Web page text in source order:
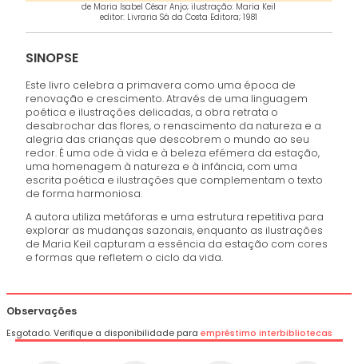
de Maria Isabel César Anjo; ilustração: Maria Keil
editor: Livraria Sá da Costa Editora; 1981
SINOPSE
Este livro celebra a primavera como uma época de
renovação e crescimento. Através de uma linguagem
poética e ilustrações delicadas, a obra retrata o
desabrochar das flores, o renascimento da natureza e a
alegria das crianças que descobrem o mundo ao seu
redor. É uma ode à vida e à beleza efémera da estação,
uma homenagem à natureza e à infância, com uma
escrita poética e ilustrações que complementam o texto
de forma harmoniosa.
A autora utiliza metáforas e uma estrutura repetitiva para
explorar as mudanças sazonais, enquanto as ilustrações
de Maria Keil capturam a essência da estação com cores
e formas que refletem o ciclo da vida.
Observações
Esgotado. Verifique a disponibilidade paraempréstimo interbibliotecas